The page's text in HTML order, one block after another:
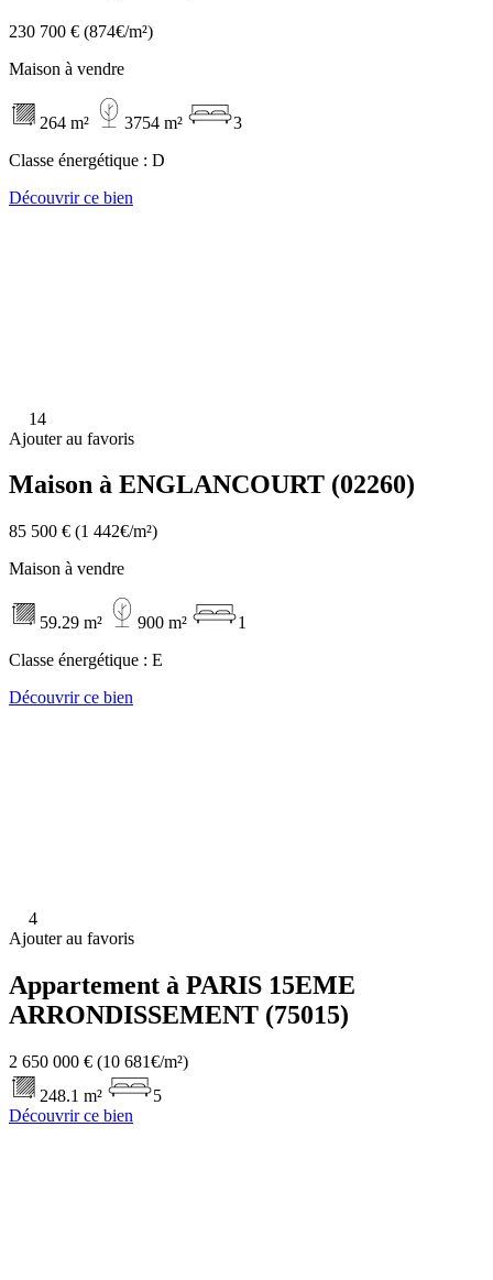
230 700 € (874€/m²)
Maison à vendre
264 m² 3754 m²
3
Classe énergétique : D
Découvrir ce bien
14
Ajouter au favoris
Maison à ENGLANCOURT (02260)
85 500 € (1 442€/m²)
Maison à vendre
59.29 m² 900 m²
1
Classe énergétique : E
Découvrir ce bien
4
Ajouter au favoris
Appartement à PARIS 15EME
ARRONDISSEMENT (75015)
2 650 000 € (10 681€/m²)
248.1 m²
5
Découvrir ce bien